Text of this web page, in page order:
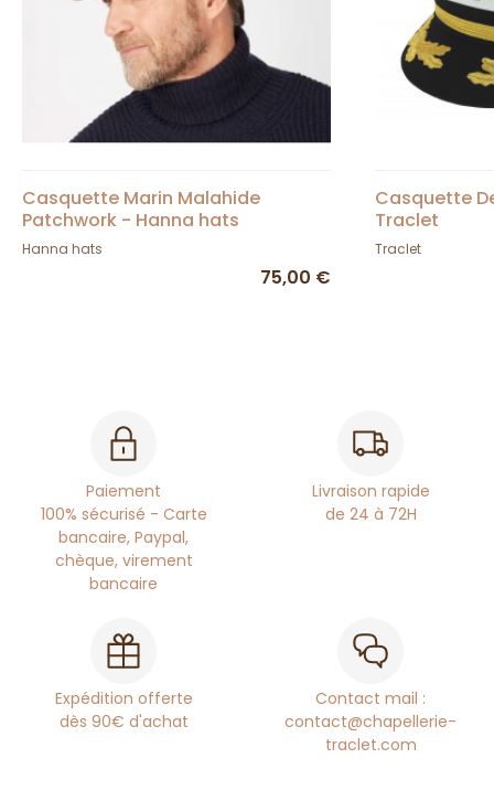
Casquette Marin Malahide
Patchwork - Hanna hats
Hanna hats
75,00 €
Casquette
Traclet
Traclet
Paiement
100% sécurisé - Carte
bancaire, Paypal,
chèque, virement
bancaire
Livraison rapide
de 24 à 72H
Expédition offerte
dès 90€ d'achat
Contact mail :
contact@chapellerie-
traclet.com